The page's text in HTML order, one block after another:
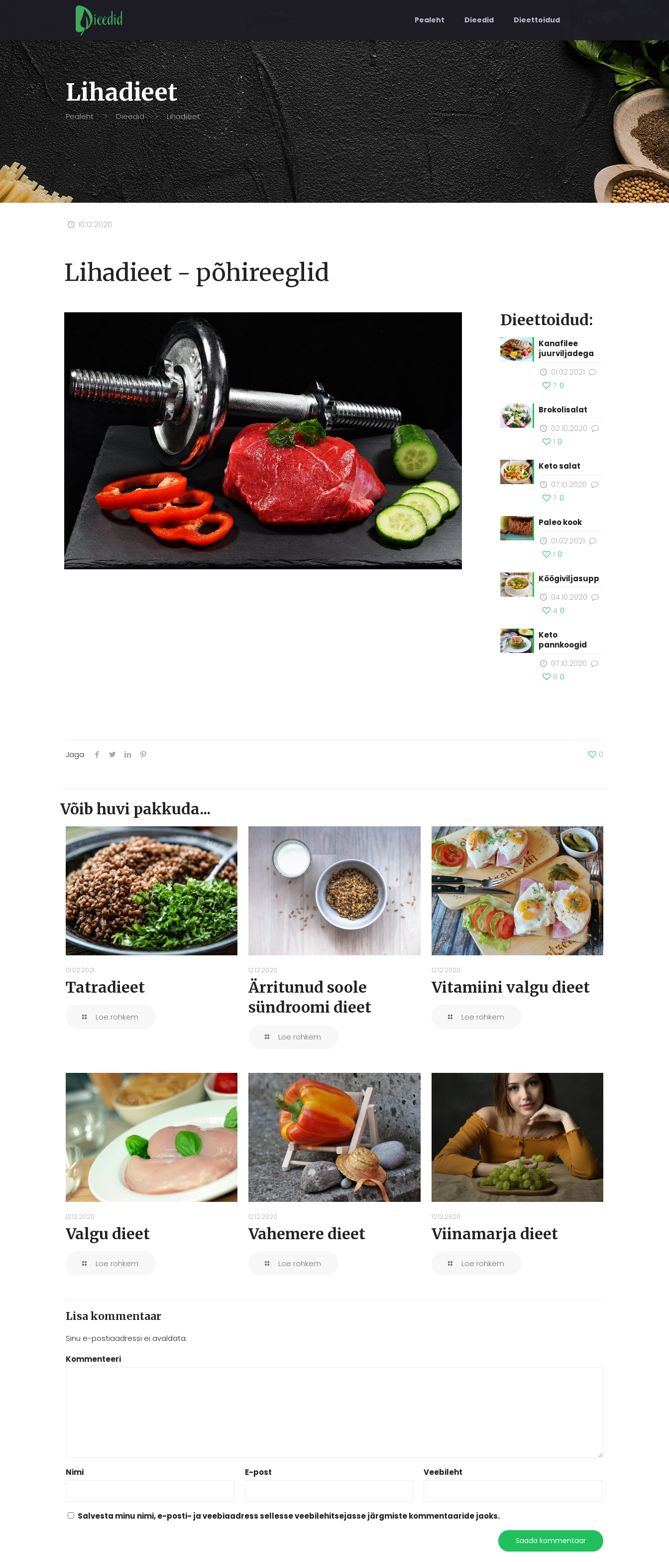
Pealeht Dieedid Dieettoidud
Lihadieet
Pealeht Dieedid Lihadieet
10.12.2020
Lihadieet - põhireeglid
Dieettoidud:
Kanafilee
juurviljadega
01.02.2021
0
7
Brokolisalat
02.10.2020
0
1
Keto salat
07.10.2020
0
7
Paleo kook
01.02.2021
0
1
Köögiviljasupp
04.10.2020
0
4
Keto
pannkoogid
07.10.2020
0
6
Jaga 0
Võib huvi pakkuda...
01.02.2021
Tatradieet
Loe rohkem
12.12.2020
Ärritunud soole
sündroomi dieet
Loe rohkem
12.12.2020
Vitamiini valgu dieet
Loe rohkem
12.12.2020
Valgu dieet
Loe rohkem
12.12.2020
Vahemere dieet
Loe rohkem
12.12.2020
Viinamarja dieet
Loe rohkem
Lisa kommentaar
Sinu e-postiaadressi ei avaldata.
Kommenteeri
Nimi E-post Veebileht
Salvesta minu nimi, e-posti- ja veebiaadress sellesse veebilehitsejasse järgmiste kommentaaride jaoks.